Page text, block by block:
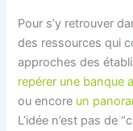
Pour s’y retrouver
des ressources qui
approches des
repérer une banque
ou encore un
L’idée n’est pas de